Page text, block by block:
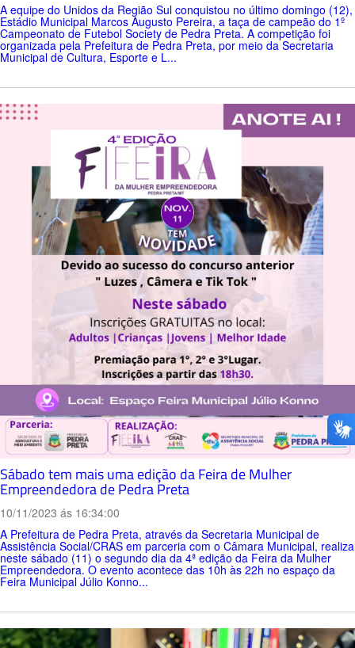
A equipe do Unidos da Região Sul conquistou no último domingo (12),
Estádio Municipal Marcos Augusto Pereira, a taça de campeão do 1º
Campeonato de Futebol Society de Pedra Preta. A competição foi
organizada pela Prefeitura de Pedra Preta, por meio da Secretaria
Municipal de Cultura, Esporte e L...
Sábado tem mais uma edição da Feira de Mulher
Empreendedora de Pedra Preta
10/11/2023 ás 16:34:00
A Prefeitura de Pedra Preta, através da Secretaria Municipal de
Assistência Social/CRAS em parceria com o Câmara Municipal, realiza
neste sábado (11) o segundo dia da 4ª edição da Feira da Mulher
Empreendedora. O evento acontece das 10h às 22h no espaço da
Feira Municipal Júlio Konno...